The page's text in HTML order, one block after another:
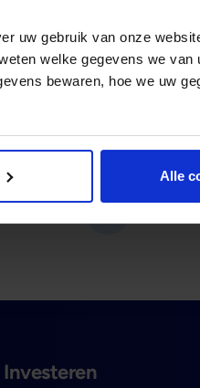
uw gebruik van onze
welke gegevens we van
bewaren, hoe we uw
Alle
Volgende
Investeren